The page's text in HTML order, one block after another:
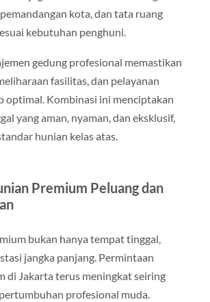
kota, dan tata ruang
kebutuhan penghuni.
gedung profesional memastikan
fasilitas, dan pelayanan
optimal. Kombinasi ini menciptakan
yang aman, nyaman, dan eksklusif,
hunian kelas atas.
Premium Peluang dan
bukan hanya tempat tinggal,
jangka panjang. Permintaan
di Jakarta terus meningkat seiring
profesional muda.